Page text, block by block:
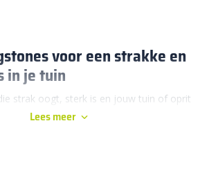
voor een strakke en
in je tuin
strak oogt, sterk is en jouw tuin of oprit
geeft? Dan zijn Kijlstra longstones een
Lees meer